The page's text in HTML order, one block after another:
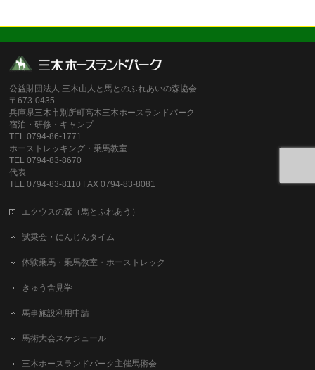
公益財団法人 三木山人と馬とのふれあいの森協会
〒673-0435
兵庫県三木市別所町高木三木ホースランドパーク
宿泊・研修・キャンプ
TEL 0794-86-1771
ホーストレッキング・乗馬教室
TEL 0794-83-8670
代表
TEL 0794-83-8110 FAX 0794-83-8081
エクウスの森（馬とふれあう）
試乗会・にんじんタイム
体験乗馬・乗馬教室・ホーストレック
きゅう舎見学
馬事施設利用申請
馬術大会スケジュール
三木ホースランドパーク主催馬術会